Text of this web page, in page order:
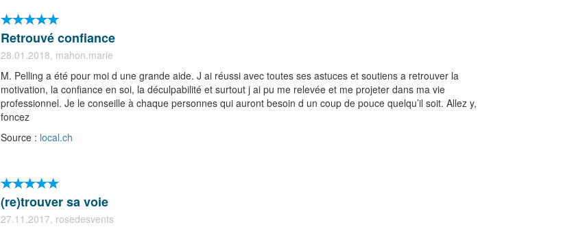
Retrouvé confiance
28.01.2018, mahon.marie
M. Pelling a été pour moi d une grande aide. J ai réussi avec toutes ses astuces et soutiens a retrouver la
motivation, la confiance en soi, la déculpabilité et surtout j ai pu me relevée et me projeter dans ma vie
professionnel. Je le conseille à chaque personnes qui auront besoin d un coup de pouce quelqu’il soit. Allez y,
foncez
Source : local.ch
(re)trouver sa voie
27.11.2017, rosedesvents